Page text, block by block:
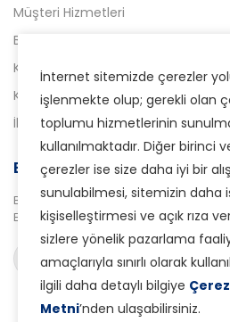
Müşteri Hizmetleri
Blog
Kampanyalı Ürünler
Kataloglar
İletişim
E-Bülten Aboneliği
Bizden haberdar olmak için
E-Bülten sistemimize abone
İnternet sitemizde çerezler
işlenmekte olup; gerekli olan
toplumu hizmetlerinin
kullanılmaktadır. Diğer birinci
çerezler ise size daha iyi bir
sunulabilmesi, sitemizin daha
kişiselleştirmesi ve açık rıza
sizlere yönelik pazarlama
amaçlarıyla sınırlı olarak
ilgili daha detaylı bilgiye
Metni’nden ulaşabilirsiniz.